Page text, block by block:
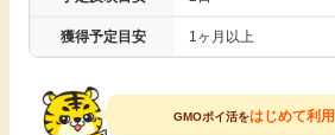
アンケート
ゲーム
獲得予定目安 1ヶ月以上
GMOポイ活をはじめて利